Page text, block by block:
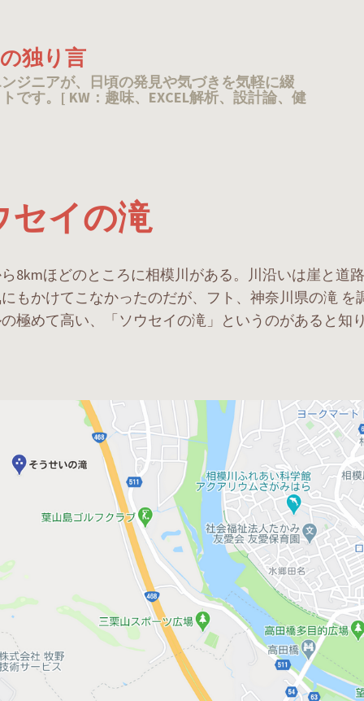
独り言
ジニアが、日頃の発見や気づきを気軽に綴
です。[ KW：趣味、EXCEL解析、設計論、健
セイの滝
ほどのところに相模川がある。川沿いは崖と道
もかけてこなかったのだが、フト、神奈川県の滝 を
極めて高い、「ソウセイの滝」というのがあると知